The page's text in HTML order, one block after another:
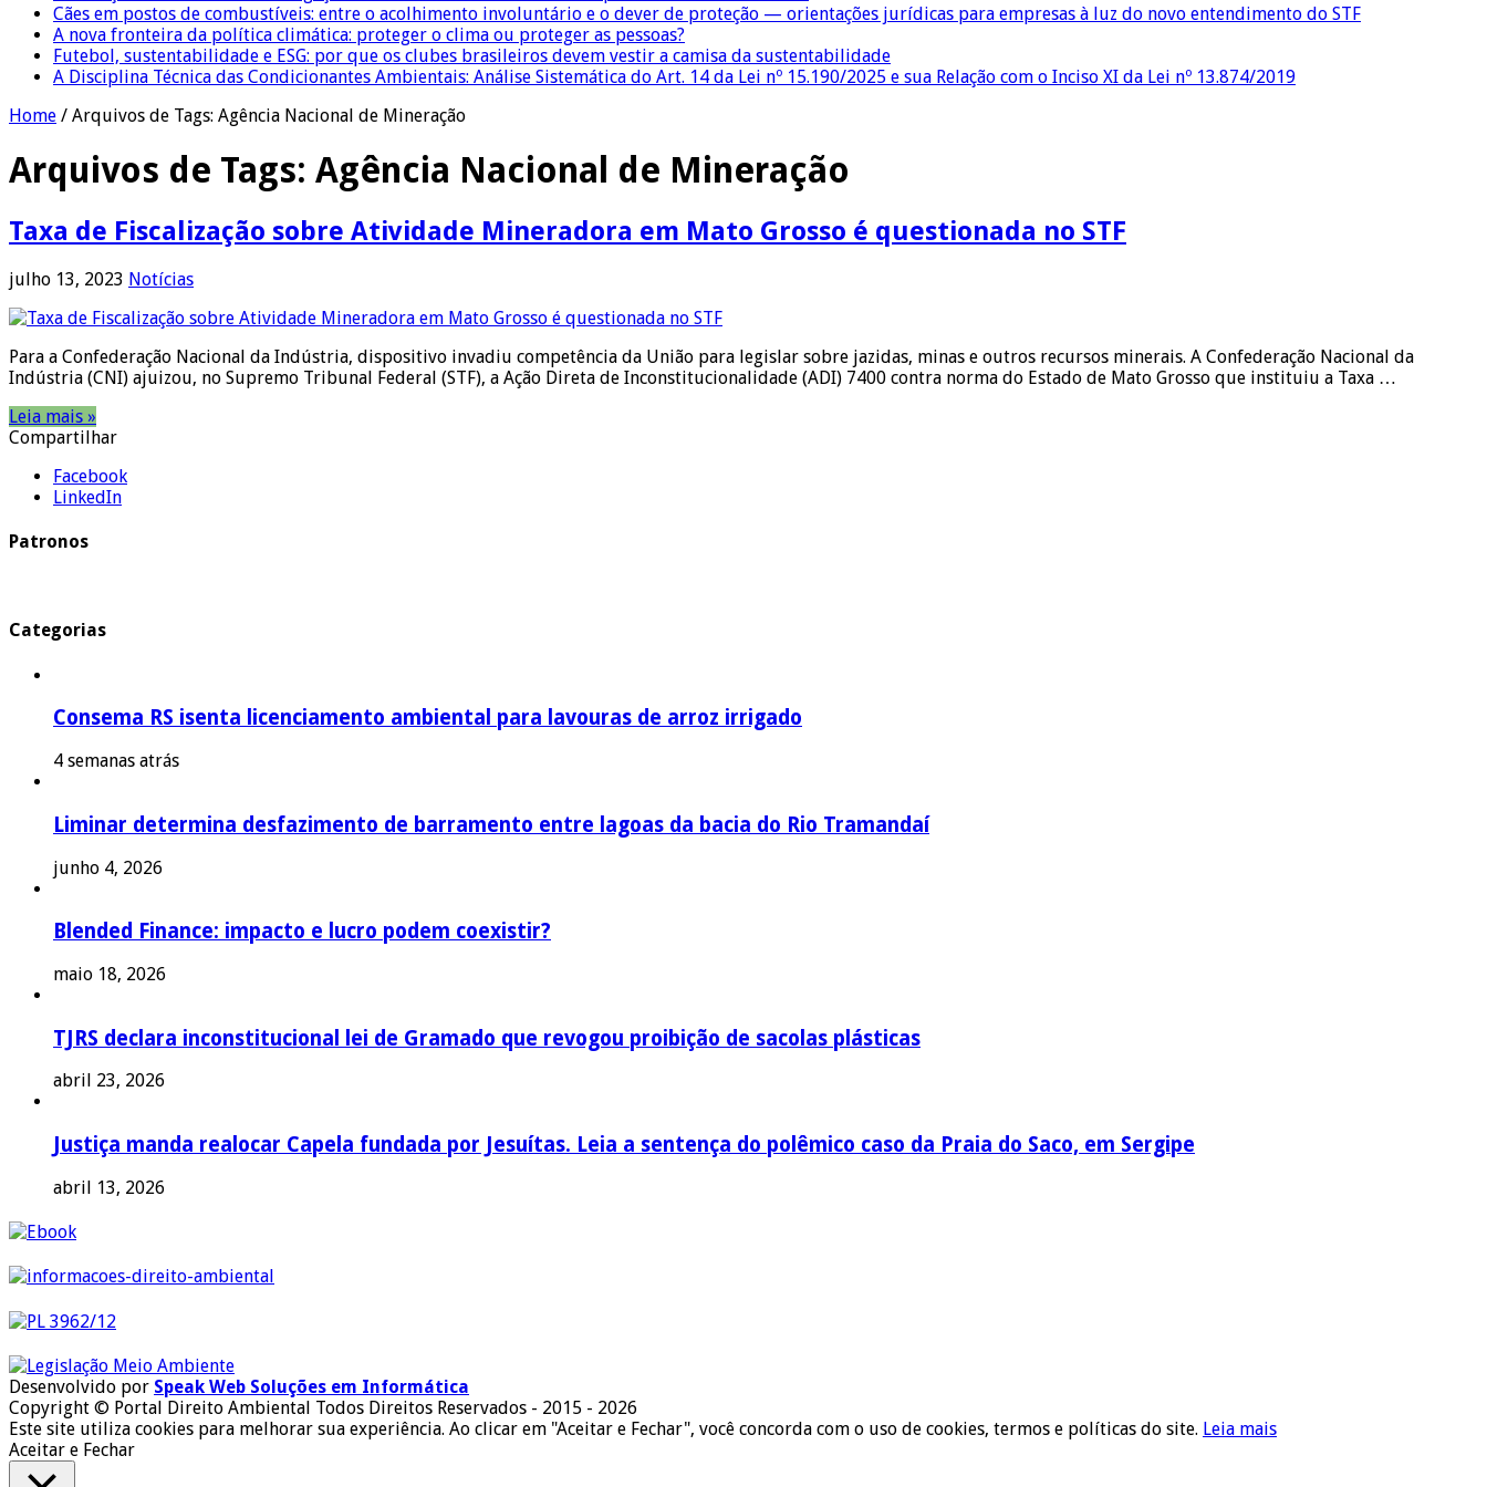
Cães em postos de combustíveis: entre o acolhimento involuntário e o dever de proteção — orientações jurídicas para empresas à luz do novo entendimento do STF
A nova fronteira da política climática: proteger o clima ou proteger as pessoas?
Futebol, sustentabilidade e ESG: por que os clubes brasileiros devem vestir a camisa da sustentabilidade
A Disciplina Técnica das Condicionantes Ambientais: Análise Sistemática do Art. 14 da Lei nº 15.190/2025 e sua Relação com o Inciso XI da Lei nº 13.874/2019
Home / Arquivos de Tags: Agência Nacional de Mineração
Arquivos de Tags: Agência Nacional de Mineração
Taxa de Fiscalização sobre Atividade Mineradora em Mato Grosso é questionada no STF
julho 13, 2023 Notícias
Para a Confederação Nacional da Indústria, dispositivo invadiu competência da União para legislar sobre jazidas, minas e outros recursos minerais. A Confederação Nacional da
Indústria (CNI) ajuizou, no Supremo Tribunal Federal (STF), a Ação Direta de Inconstitucionalidade (ADI) 7400 contra norma do Estado de Mato Grosso que instituiu a Taxa …
Leia mais »
Compartilhar
Facebook
LinkedIn
Patronos
Categorias
Consema RS isenta licenciamento ambiental para lavouras de arroz irrigado
4 semanas atrás
Liminar determina desfazimento de barramento entre lagoas da bacia do Rio Tramandaí
junho 4, 2026
Blended Finance: impacto e lucro podem coexistir?
maio 18, 2026
TJRS declara inconstitucional lei de Gramado que revogou proibição de sacolas plásticas
abril 23, 2026
Justiça manda realocar Capela fundada por Jesuítas. Leia a sentença do polêmico caso da Praia do Saco, em Sergipe
abril 13, 2026
Desenvolvido por Speak Web Soluções em Informática
Copyright © Portal Direito Ambiental Todos Direitos Reservados - 2015 - 2026
Este site utiliza cookies para melhorar sua experiência. Ao clicar em "Aceitar e Fechar", você concorda com o uso de cookies, termos e políticas do site. Leia mais
Aceitar e Fechar